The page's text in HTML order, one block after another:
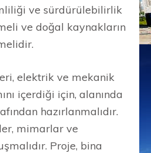
ve sürdürülebilirlik
ve doğal kaynakların
elektrik ve mekanik
içerdiği için, alanında
hazırlanmalıdır.
mimarlar ve
Proje, bina